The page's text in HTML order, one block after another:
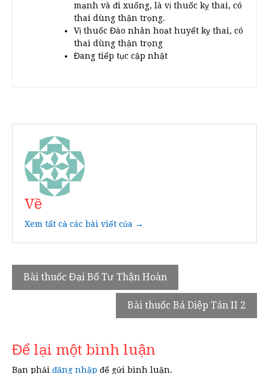
mạnh và đi xuống, là vị thuốc kỵ thai, có
thai dùng thận trọng.
Vị thuốc Đào nhân hoạt huyết kỵ thai, có
thai dùng thận trọng
Đang tiếp tục cập nhật
Về
Xem tất cả các bài viết của →
Điều
hướng
Bài thuốc Đại Bổ Tư Thận Hoàn
Bài thuốc Bá Diệp Tán II 2
Để lại một bình luận
Bạn phải đăng nhập để gửi bình luận.